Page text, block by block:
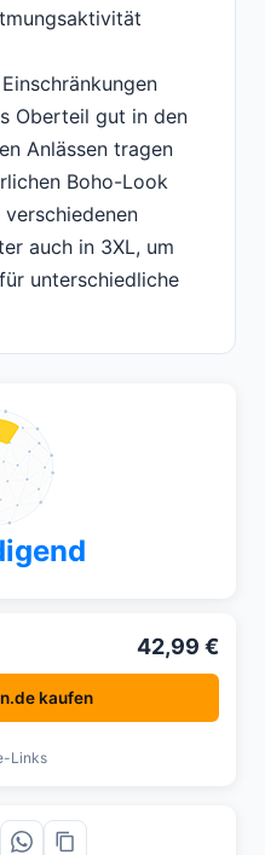
Oberteil gut in den
Anlässen tragen
Boho-Look
auch in 3XL, um
unterschiedliche
42,99 €
kaufen
Links